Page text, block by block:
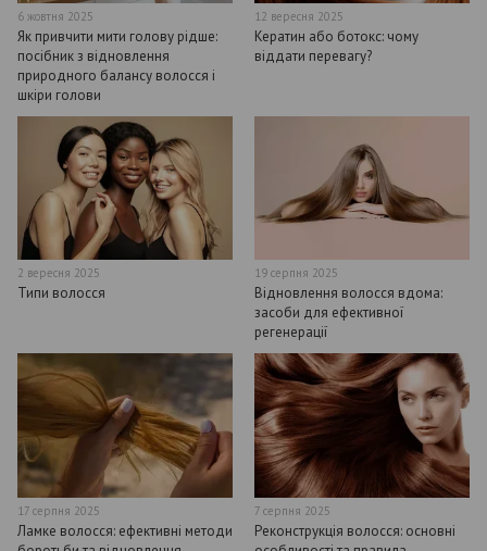
6 жовтня 2025
Як привчити мити голову рідше:
посібник з відновлення
природного балансу волосся і
шкіри голови
12 вересня 2025
Кератин або ботокс: чому
віддати перевагу?
2 вересня 2025
Типи волосся
19 серпня 2025
Відновлення волосся вдома:
засоби для ефективної
регенерації
17 серпня 2025
Ламке волосся: ефективні методи
7 серпня 2025
Реконструкція волосся: основні